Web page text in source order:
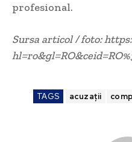
profesional.
Sursa articol / foto:
TAGS acuzații